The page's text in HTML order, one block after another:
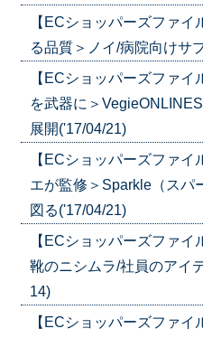
【ECショッパーズファ
る品質＞ノイ/病院向けサ
【ECショッパーズファ
を武器に＞
展開('17/04/21)
【ECショッパーズファ
エが監修＞Sparkle（スパ
図る('17/04/21)
【ECショッパーズファ
靴のニシムラ/社員のアイ
14)
【ECショッパーズファ